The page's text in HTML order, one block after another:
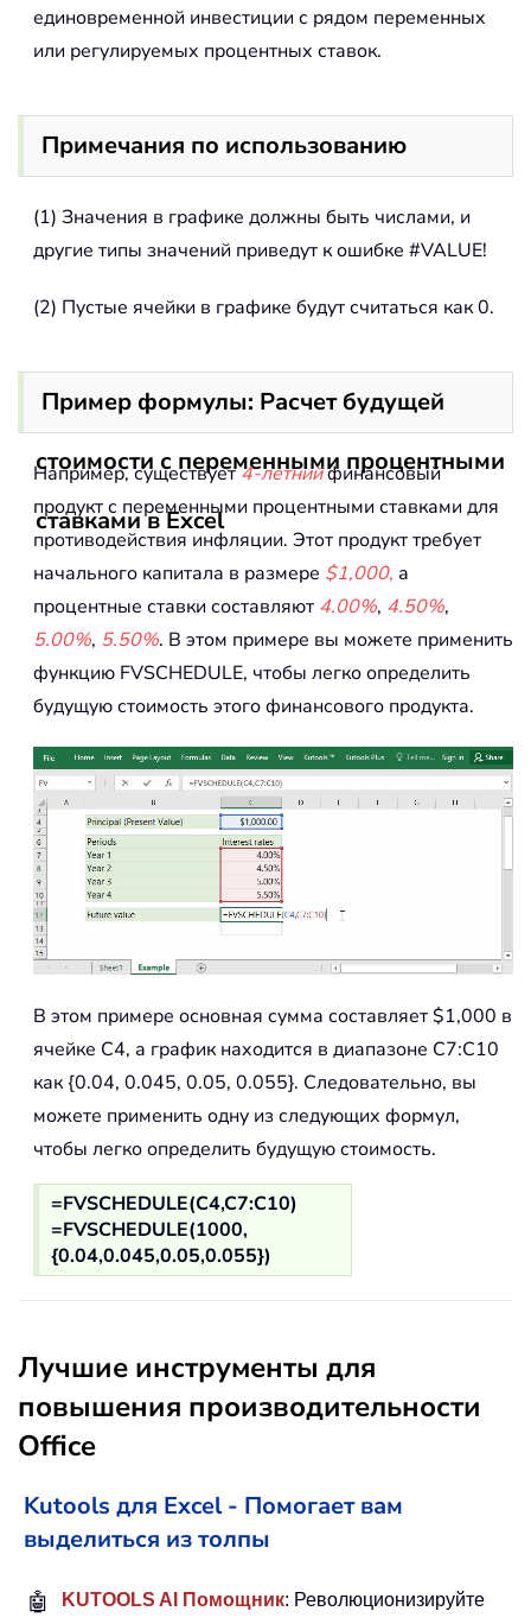
единовременной инвестиции с рядом переменных
или регулируемых процентных ставок.
Примечания по использованию
(1) Значения в графике должны быть числами, и
другие типы значений приведут к ошибке #VALUE!
(2) Пустые ячейки в графике будут считаться как 0.
Пример формулы: Расчет будущей
стоимости с переменными процентными
ставками в Excel
Например, существует4-летнийфинансовый
продукт с переменными процентными ставками для
противодействия инфляции. Этот продукт требует
начального капитала в размере $1,000, а
процентные ставки составляют 4.00%, 4.50%,
5.00%, 5.50%. В этом примере вы можете применить
функцию FVSCHEDULE, чтобы легко определить
будущую стоимость этого финансового продукта.
В этом примере основная сумма составляет $1,000 в
ячейке C4, а график находится в диапазоне C7:C10
как {0.04, 0.045, 0.05, 0.055}. Следовательно, вы
можете применить одну из следующих формул,
чтобы легко определить будущую стоимость.
=FVSCHEDULE(C4,C7:C10)
=FVSCHEDULE(1000,
{0.04,0.045,0.05,0.055})
Лучшие инструменты для
повышения производительности
Office
Kutools для Excel - Помогает вам
выделиться из толпы
🤖 KUTOOLS AI Помощник: Революционизируйте